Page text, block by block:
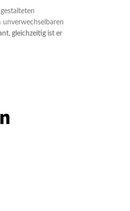
unverwechselbaren
gleichzeitig ist er